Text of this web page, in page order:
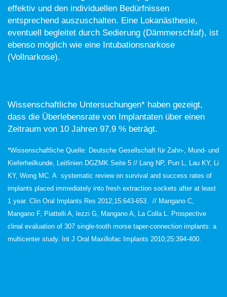
effektiv und den individuellen Bedürfnissen
entsprechend auszuschalten. Eine Lokanästhesie,
eventuell begleitet durch Sedierung (Dämmerschlaf), ist
ebenso möglich wie eine Intubationsnarkose
(Vollnarkose).
Wissenschaftliche Untersuchungen* haben gezeigt,
dass die Überlebensrate von Implantaten über einen
Zeitraum von 10 Jahren 97,9 % beträgt.
*Wissenschaftliche Quelle: Deutsche Gesellschaft für Zahn-, Mund- und
Kieferheilkunde, Leitlinien DGZMK Seite 5 // Lang NP, Pun L, Lau KY, Li
KY, Wong MC. A systematic review on survival and success rates of
implants placed immediately into fresh extraction sockets after at least
1 year. Clin Oral Implants Res 2012;15:643-653. // Mangano C,
Mangano F, Piattelli A, lezzi G, Mangano A, La Colla L. Prospective
clinal evaluation of 307 single-tooth morse taper-connection implants: a
multicenter study. Int J Oral Maxillofac Implants 2010;25:394-400.